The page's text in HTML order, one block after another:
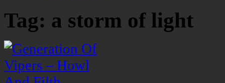
Tag: a storm of light